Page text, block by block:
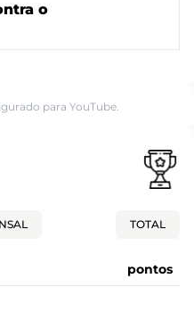
o
para YouTube.
TOTAL
pontos